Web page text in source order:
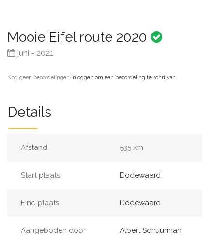
Mooie Eifel route 2020
juni - 2021
Nog geen beoordelingen·Inloggen om een beoordeling te schrijven
Details
Afstand 535 km
Start plaats Dodewaard
Eind plaats Dodewaard
Aangeboden door Albert Schuurman